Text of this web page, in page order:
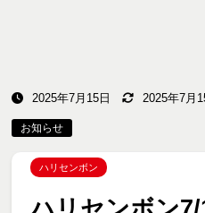
2025年7月15日 2025年7月
お知らせ
ハリセンボン